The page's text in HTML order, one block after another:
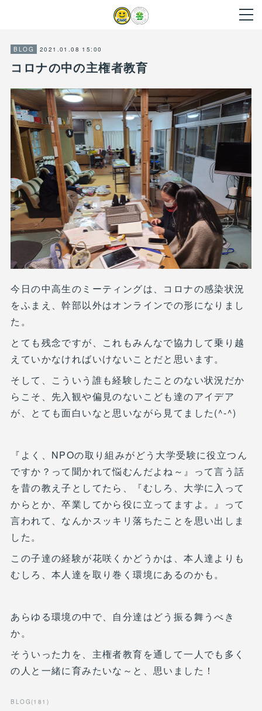
BLOG 2021.01.08 15:00
コロナの中の主権者教育
今日の中高生のミーティングは、コロナの感染状況
をふまえ、幹部以外はオンラインでの形になりまし
た。
とても残念ですが、これもみんなで協力して乗り越
えていかなければいけないことだと思います。
そして、こういう誰も経験したことのない状況だか
らこそ、先入観や偏見のないこども達のアイデア
が、とても面白いなと思いながら見てました(^-^)
『よく、NPOの取り組みがどう大学受験に役立つん
ですか？って聞かれて悩むんだよね～』って言う話
を昔の教え子としてたら、『むしろ、大学に入って
からとか、卒業してから役に立ってますよ。』って
言われて、なんかスッキリ落ちたことを思い出しま
した。
この子達の経験が花咲くかどうかは、本人達よりも
むしろ、本人達を取り巻く環境にあるのかも。
あらゆる環境の中で、自分達はどう振る舞うべき
か。
そういった力を、主権者教育を通して一人でも多く
の人と一緒に育みたいな～と、思いました！
BLOG (181 )